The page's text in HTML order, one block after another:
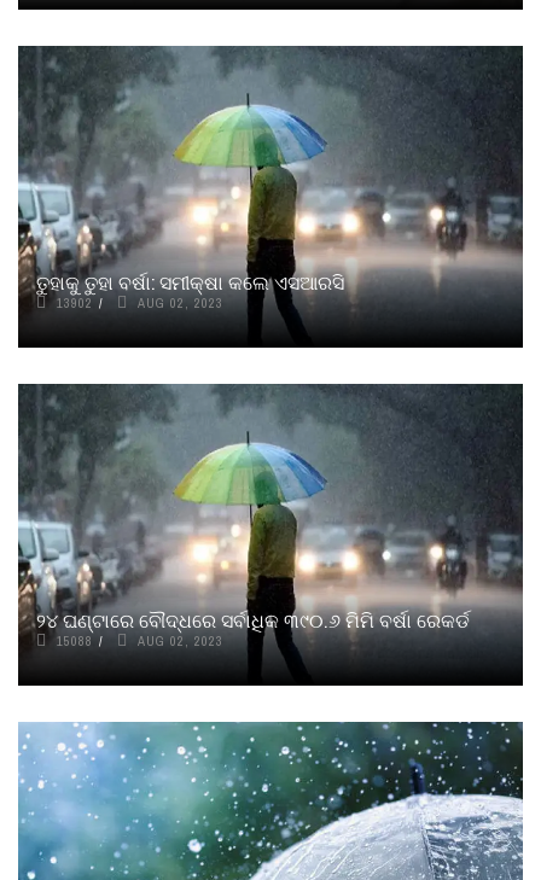
ତୁହାକୁ ତୁହା ବର୍ଷା: ସମୀକ୍ଷା କଲେ ଏସଆରସି
13902 AUG 02, 2023
୨୪ ଘଣ୍ଟାରେ ବୌଦ୍ଧରେ ସର୍ବାଧିକ ୩୯୦.୬ ମିମି ବର୍ଷା ରେକର୍ଡ
15088 AUG 02, 2023